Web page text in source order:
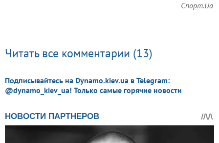
Спорт.Ua
Читать все комментарии (13)
Подписывайтесь на Dynamo.kiev.ua в Telegram:
@dynamo_kiev_ua! Только самые горячие новости